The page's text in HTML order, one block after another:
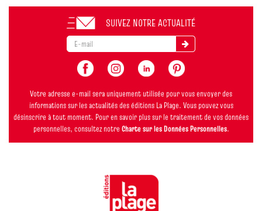
SUIVEZ NOTRE ACTUALITÉ
Votre adresse e-mail sera uniquement utilisée pour vous envoyer des
informations sur les actualités des éditions La Plage. Vous pouvez vous
désinscrire à tout moment. Pour en savoir plus sur le traitement de vos données
personnelles, consultez notre Charte sur les Données Personnelles.